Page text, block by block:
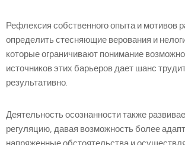
Рефлексия собственного опыта и мотивов
определить стесняющие верования и
которые ограничивают понимание
источников этих барьеров дает шанс
результативно.
Деятельность осознанности также
регуляцию, давая возможность более